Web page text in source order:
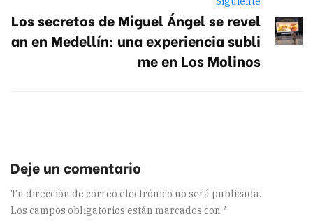
Los secretos de Miguel Ángel se revel
an en Medellín: una experiencia subli
me en Los Molinos
Tu dirección de correo electrónico no será publicada.
Los campos obligatorios están marcados con *